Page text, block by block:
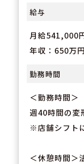
給与
月給541,000
年収：650万
勤務時間
＜勤務時間＞
週40時間の
※店舗シフト
＜休憩時間＞